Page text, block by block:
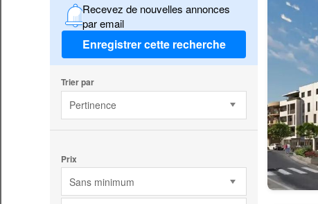
Recevez de nouvelles annonces
par email
Enregistrer cette recherche
Trier par
Pertinence
Prix
Sans minimum